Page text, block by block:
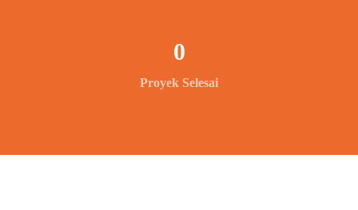
Proyek Selesai
0